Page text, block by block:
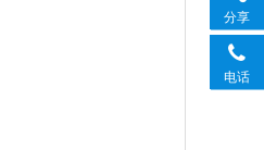
分享
电话